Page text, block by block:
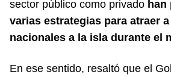
sector público como privado han
varias estrategias para atraer
nacionales a la isla durante el
En ese sentido, resaltó que el